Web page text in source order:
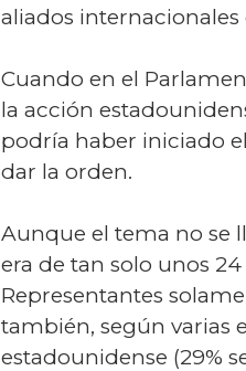
aliados internacionales
Cuando en el
la acción
podría haber iniciado
dar la orden.
Aunque el tema no se
era de tan solo unos
Representantes
también, según varias
estadounidense (29%